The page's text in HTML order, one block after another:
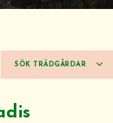
SÖK TRÄDGÅRDAR